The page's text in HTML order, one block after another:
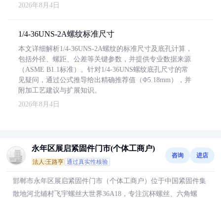
2026年8月4日
1/4-36UNS-2A螺纹标准尺寸
本文详细解析1/4-36UNS-2A螺纹的标准尺寸及底孔计算，
包括外径、螺距、公差等关键参数，并提供专业数据来源
（ASME B1.1标准）。针对1/4-36UNS螺纹底孔尺寸的常
见疑问，通过公式推导给出精确推荐值（Φ5.18mm），并
附加工艺建议与扩展知识。
2026年8月4日
永年区展启紧固件门市(个体工商户)
法人:王路亨 通过真实性核验
咨询 进店
邯郸市永年区展启紧固件门市（个体工商户）位于中国紧固件集
散地河北铺村飞宇螺丝大世界36A18，专注沉杯螺丝、六角螺